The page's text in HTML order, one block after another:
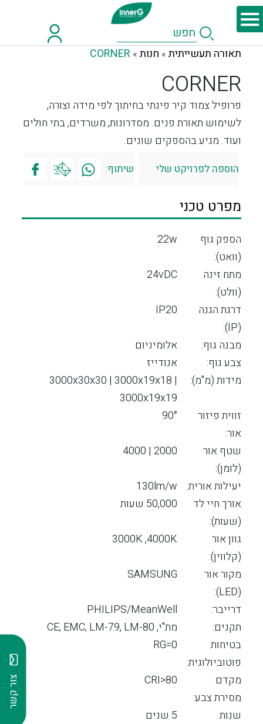
צור קשר
תאורה תעשייתית » חנות »
CORNER
CORNER
פרופיל צמוד קיר פינתי בחיתוך לפי מידה וצורה,
לשימוש תאורת פנים. מסדרונות, משרדים, בתי חולים
ועוד. מגיע בהספקים שונים.
הוספה לפרויקט שלי שיתוף:
מפרט טכני
הספק גוף
(וואט):
22w
מתח זינה
(וולט):
24vDC
דרגת הגנה
(IP):
IP20
מבנה גוף:
אלומיניום
צבע גוף:
אנודייז
מידות (מ"מ):
3000x30x30 | 3000x19x18 |
3000x19x19
זווית פיזור
אור:
90°
שטף אור
(לומן):
2000 | 4000
יעילות אורית:
130lm/w
אורך חיי לד
(שעות):
50,000 שעות
גוון אור
(קלווין):
3000K ,4000K
מקור אור
(LED):
SAMSUNG
דרייבר:
PHILIPS/MeanWell
תקנים:
מת"י, CE, EMC, LM-79, LM-80
בטיחות
פוטוביולוגית:
RG=0
מקדם
מסירת צבע:
CRI>80
שנות
5 שנים